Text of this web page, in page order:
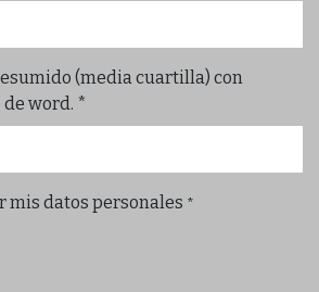
(media cuartilla) con
word. *
mis datos personales *